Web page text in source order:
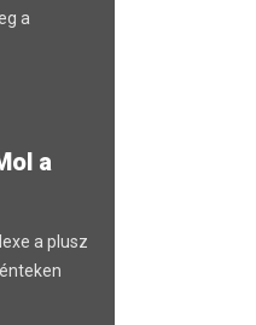
a
a
a plusz